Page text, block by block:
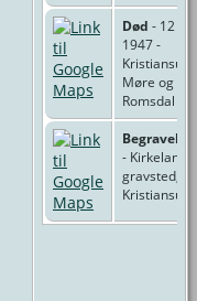
Død - 12
1947 -
Møre og
Romsdal
Begravelse
-
gravsted,
Kristiansund